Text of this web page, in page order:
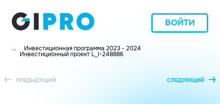
ВОЙТИ
... Инвестиционная программа 2023 - 2024
Инвестиционный проект L_I-248886
ПРЕДЫДУЩИЙ СЛЕДУЮЩИЙ